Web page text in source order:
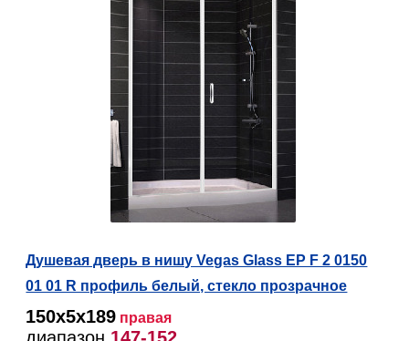
Душевая дверь в нишу Vegas Glass EP F 2 0150
01 01 R профиль белый, стекло прозрачное
150х5х189 правая